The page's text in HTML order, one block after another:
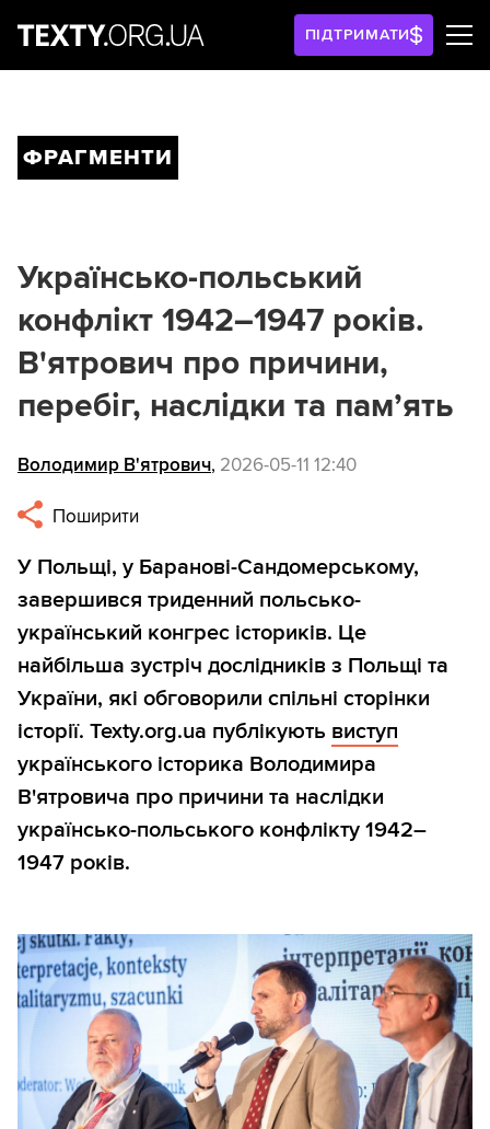
ПІДТРИМАТИ
ФРАГМЕНТИ
Українсько-польський
конфлікт 1942–1947 років.
В'ятрович про причини,
перебіг, наслідки та пам’ять
Володимир В'ятрович, 2026-05-11 12:40
Поширити
У Польщі, у Баранові-Сандомерському,
завершився триденний польсько-
український конгрес істориків. Це
найбільша зустріч дослідників з Польщі та
України, які обговорили спільні сторінки
історії. Texty.org.ua публікують виступ
українського історика Володимира
В'ятровича про причини та наслідки
українсько-польського конфлікту 1942–
1947 років.